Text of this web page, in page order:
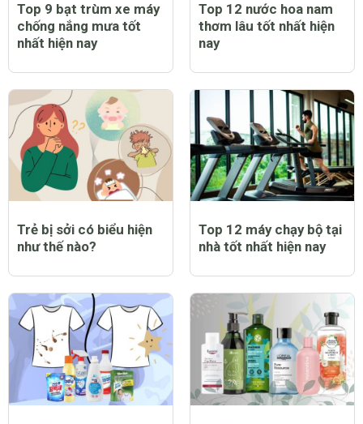
Top 9 bạt trùm xe máy
chống nắng mưa tốt
nhất hiện nay
Top 12 nước hoa nam
thơm lâu tốt nhất hiện
nay
Trẻ bị sởi có biểu hiện
như thế nào?
Top 12 máy chạy bộ tại
nhà tốt nhất hiện nay